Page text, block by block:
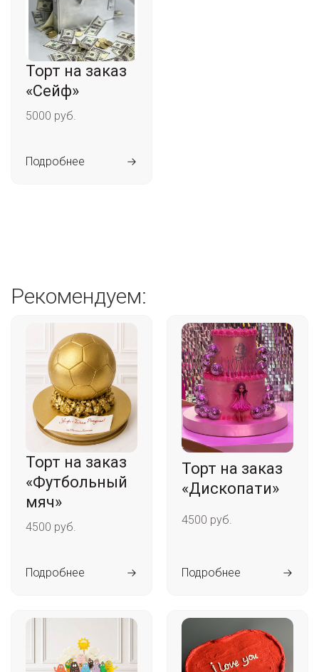
Торт на заказ
«Сейф»
5000 руб.
Подробнее
Рекомендуем:
Торт на заказ
«Футбольный
мяч»
4500 руб.
Подробнее
Торт на заказ
«Дископати»
4500 руб.
Подробнее